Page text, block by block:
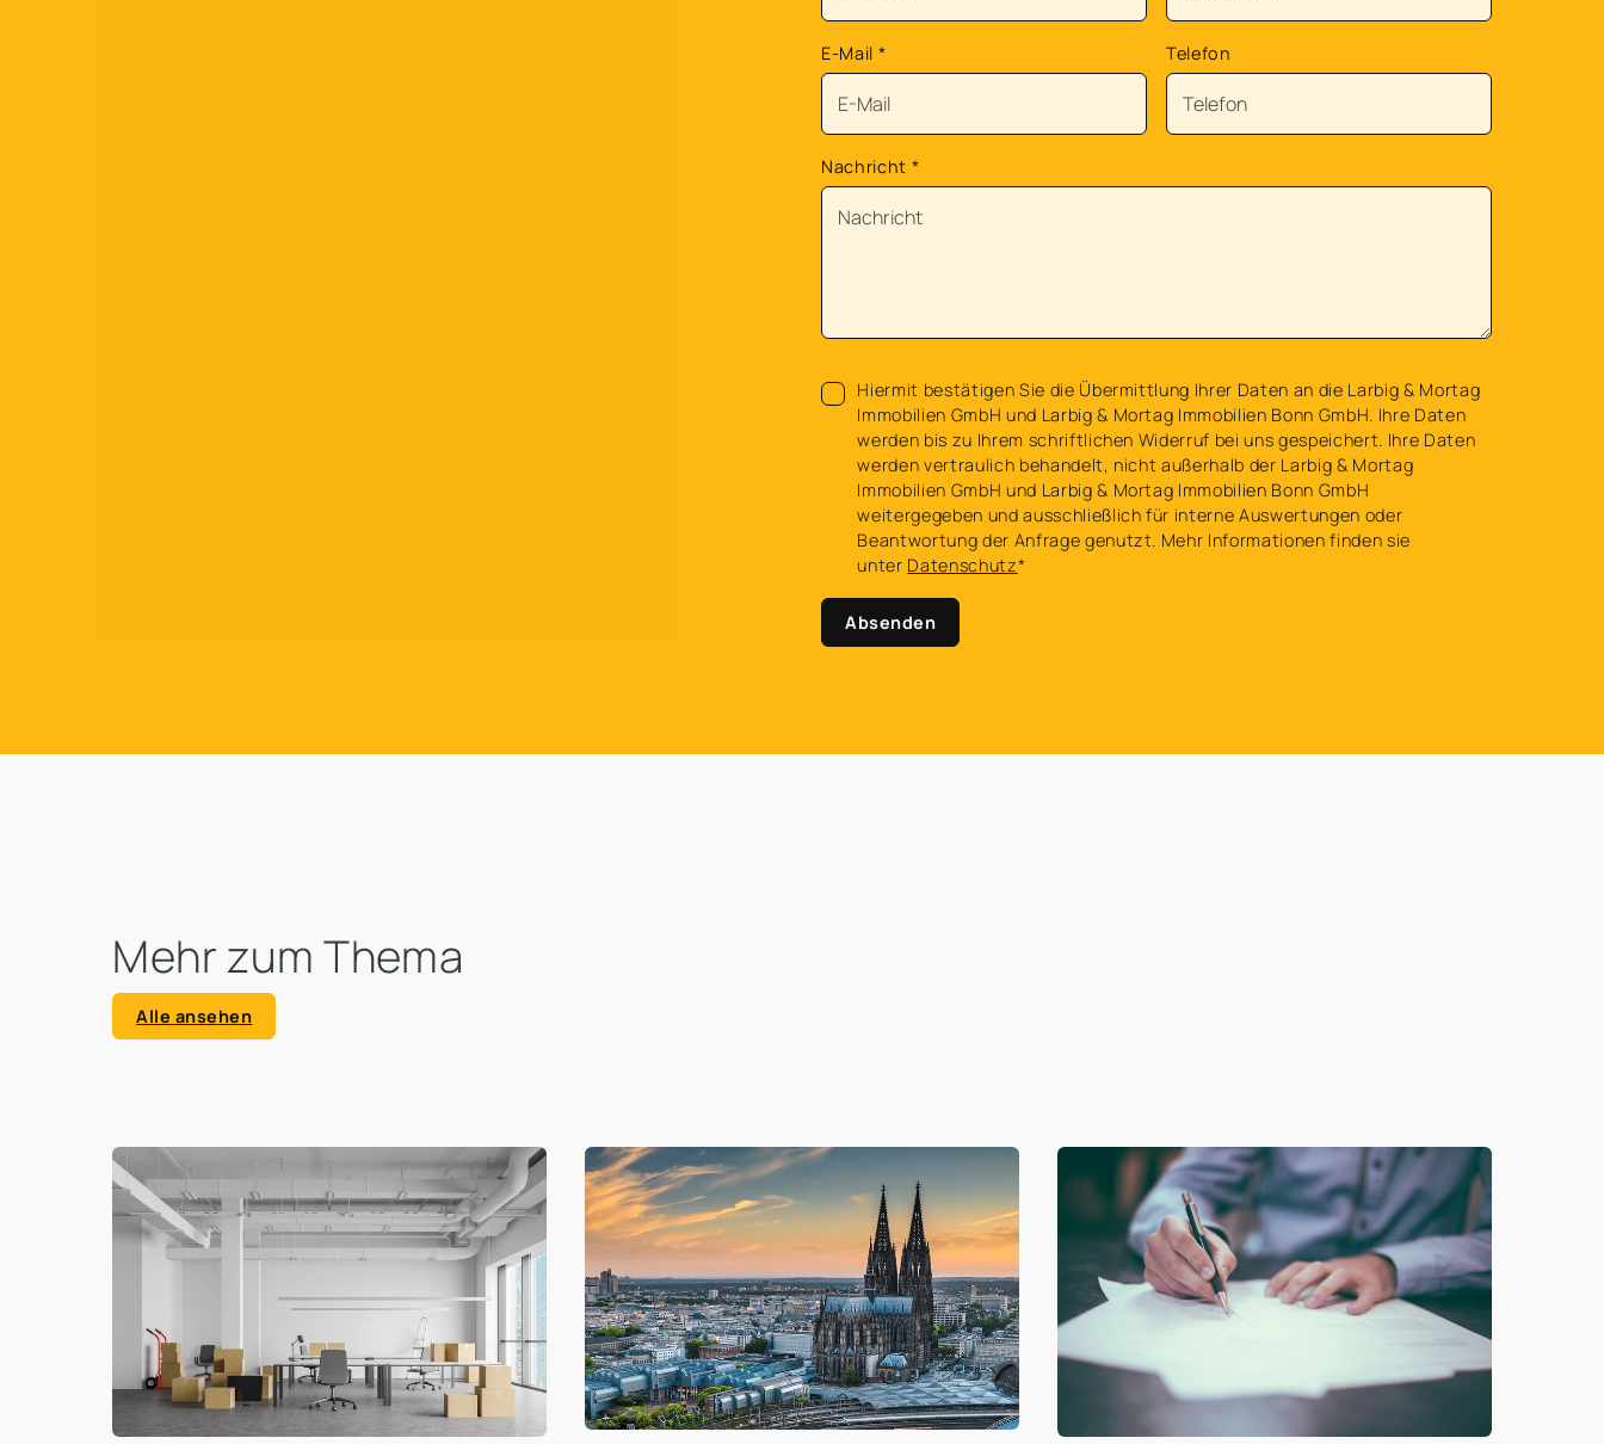
E-Mail * Telefon
Nachricht *
Hiermit bestätigen Sie die Übermittlung Ihrer Daten an die Larbig & Mortag
Immobilien GmbH und Larbig & Mortag Immobilien Bonn GmbH. Ihre Daten
werden bis zu Ihrem schriftlichen Widerruf bei uns gespeichert. Ihre Daten
werden vertraulich behandelt, nicht außerhalb der Larbig & Mortag
Immobilien GmbH und Larbig & Mortag Immobilien Bonn GmbH
weitergegeben und ausschließlich für interne Auswertungen oder
Beantwortung der Anfrage genutzt. Mehr Informationen finden sie
unter Datenschutz*
Absenden
Mehr zum Thema
Alle ansehen